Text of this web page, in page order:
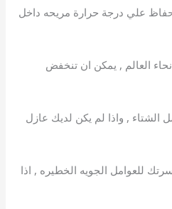
علي درجة حرارة مريحه داخل
العالم , يمكن ان تنخفض
, واذا لم يكن لديك عازل
للعوامل الجويه الخطيره , اذا